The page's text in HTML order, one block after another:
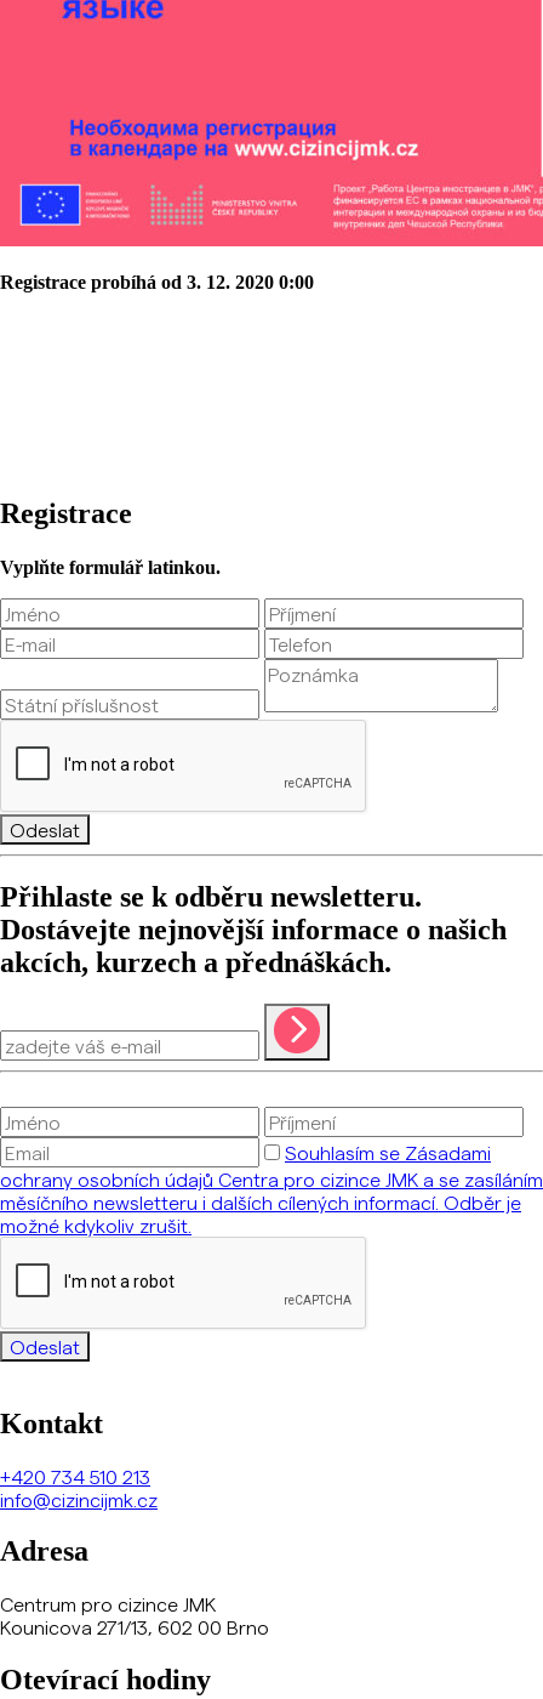
Registrace probíhá od 3. 12. 2020 0:00
Registrace
Vyplňte formulář latinkou.
Odeslat
Přihlaste se k odběru newsletteru.
Dostávejte nejnovější informace o našich
akcích, kurzech a přednáškách.
Souhlasím se Zásadami
ochrany osobních údajů Centra pro cizince JMK a se zasíláním
měsíčního newsletteru i dalších cílených informací. Odběr je
možné kdykoliv zrušit.
Odeslat
Kontakt
+420 734 510 213
info@cizincijmk.cz
Adresa
Centrum pro cizince JMK
Kounicova 271/13, 602 00 Brno
Otevírací hodiny